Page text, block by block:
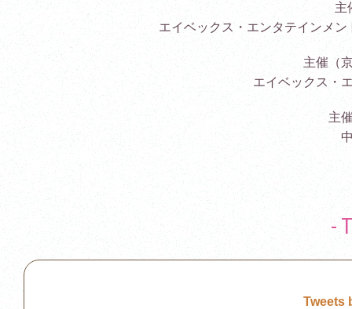
主
エイベックス・エンタテインメ
主催（
エイベックス・
主
-
Tweets